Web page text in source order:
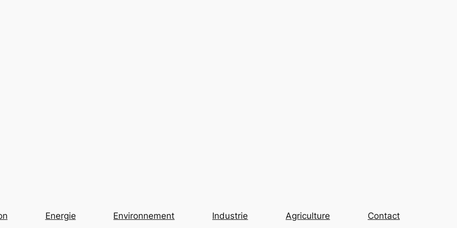
Energie Environnement Industrie Agriculture Contact